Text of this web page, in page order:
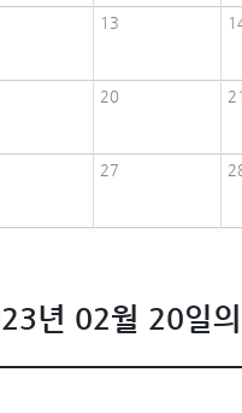
13
20 21
27
년 02월 20일